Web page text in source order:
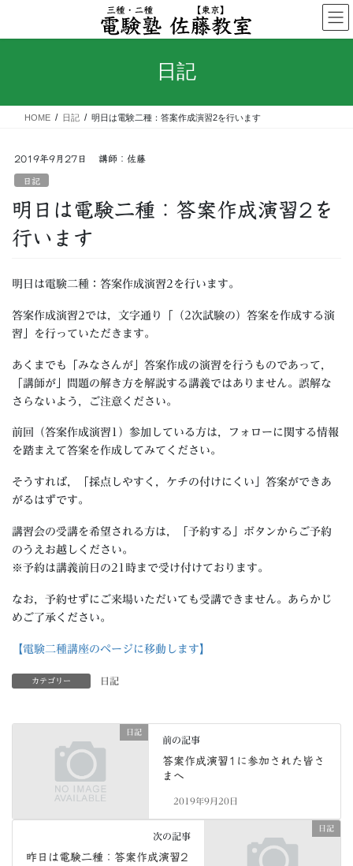
テ
ス
ゲ
ン
日記
HOME 日記 明日は電験二種：答案作成演習2を行います
2019年9月27日 講師：佐藤
日記
明日は電験二種：答案作成演習2を
行います
明日は電験二種：答案作成演習2を行います。
答案作成演習2では，文字通り「（2次試験の）答案を作成する演
習」を行っていただきます。
あくまでも「みなさんが」答案作成の演習を行うものであって，
「講師が」問題の解き方を解説する講義ではありません。誤解な
さらないよう，ご注意ください。
前回（答案作成演習1）参加している方は，フォローに関する情報
を踏まえて答案を作成してみてください。
そうすれば，「採点しやすく，ケチの付けにくい」答案ができあ
がるはずです。
講習会の受講を希望される方は，「予約する」ボタンからご予約
のうえお越しください。
※予約は講義前日の21時まで受け付けております。
なお，予約せずにご来場いただいても受講できません。あらかじ
めご了承ください。
【電験二種講座のページに移動します】
カテゴリー 日記
日記
前の記事
答案作成演習1に参加された皆さ
まへ
2019年9月20日
日記
次の記事
昨日は電験二種：答案作成演習2